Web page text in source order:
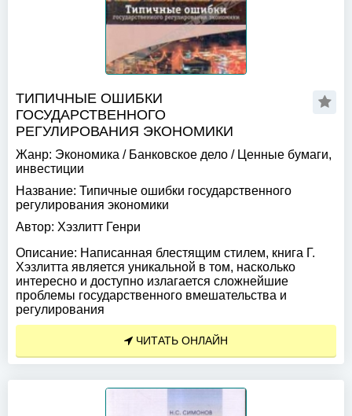
ТИПИЧНЫЕ ОШИБКИ
ГОСУДАРСТВЕННОГО
РЕГУЛИРОВАНИЯ ЭКОНОМИКИ
Жанр: Экономика / Банковское дело / Ценные бумаги,
инвестиции
Название: Типичные ошибки государственного
регулирования экономики
Автор: Хэзлитт Генри
Описание: Написанная блестящим стилем, книга Г.
Хэзлитта является уникальной в том, насколько
интересно и доступно излагается сложнейшие
проблемы государственного вмешательства и
регулирования
ЧИТАТЬ ОНЛАЙН